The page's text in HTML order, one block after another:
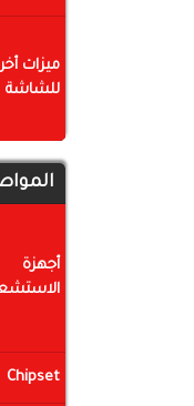
ميزات
للشاشة
أجهزة
Chipset